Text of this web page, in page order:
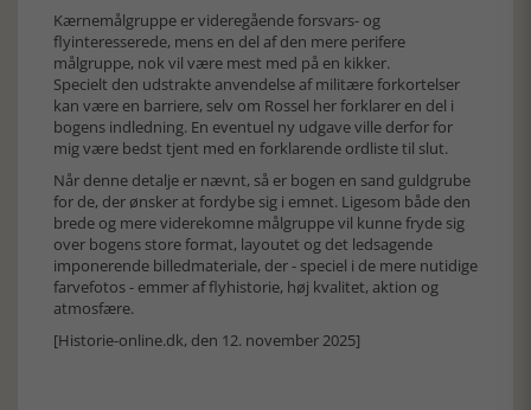
Kærnemålgruppe er videregående forsvars- og
flyinteresserede, mens en del af den mere perifere
målgruppe, nok vil være mest med på en kikker.
Specielt den udstrakte anvendelse af militære forkortelser
kan være en barriere, selv om Rossel her forklarer en del i
bogens indledning. En eventuel ny udgave ville derfor for
mig være bedst tjent med en forklarende ordliste til slut.
Når denne detalje er nævnt, så er bogen en sand guldgrube
for de, der ønsker at fordybe sig i emnet. Ligesom både den
brede og mere viderekomne målgruppe vil kunne fryde sig
over bogens store format, layoutet og det ledsagende
imponerende billedmateriale, der - speciel i de mere nutidige
farvefotos - emmer af flyhistorie, høj kvalitet, aktion og
atmosfære.
[Historie-online.dk, den 12. november 2025]